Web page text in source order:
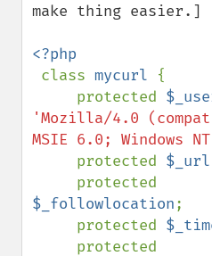
make thing easier.]
<?php
class mycurl {
     protected
'Mozilla/4.0
MSIE 6.0; Windows
     protected
$_url
$_followlocation;
     protected